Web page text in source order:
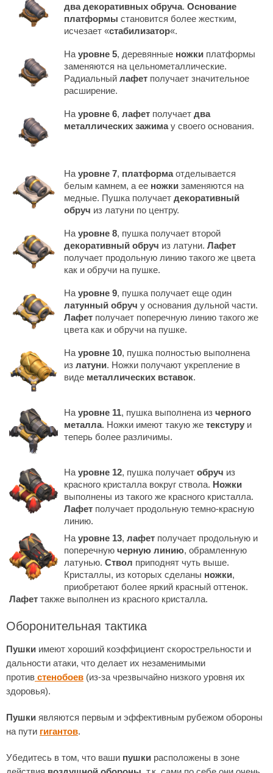
два декоративных обруча. Основание
платформы становится более жестким,
исчезает «стабилизатор«.
На уровне 5, деревянные ножки платформы
заменяются на цельнометаллические.
Радиальный лафет получает значительное
расширение.
На уровне 6, лафет получает два
металлических зажимау своего основания.
На уровне 7, платформаотделывается
белым камнем, а ее ножки заменяются на
медные. Пушка получает декоративный
обруч из латуни по центру.
На уровне 8, пушка получает второй
декоративный обруч из латуни. Лафет
получает продольную линию такого же цвета
как и обручи на пушке.
На уровне 9, пушка получает еще один
латунный обруч у основания дульной части.
Лафет получает поперечную линию такого же
цвета как и обручи на пушке.
На уровне 10, пушка полностью выполнена
из латуни. Ножки получают укрепление в
виде металлических вставок.
На уровне 11, пушка выполнена из черного
металла. Ножки имеют такую же текстуру и
теперь более различимы.
На уровне 12, пушка получает обруч из
красного кристалла вокруг ствола. Ножки
выполнены из такого же красного кристалла.
Лафет получает продольную темно-красную
линию.
На уровне 13, лафет получает продольную и
поперечную черную линию, обрамленную
латунью. Ствол приподнят чуть выше.
Кристаллы, из которых сделаны ножки,
приобретают более яркий красный оттенок.
Лафет также выполнен из красного кристалла.
Оборонительная тактика
Пушки имеют хороший коэффициент скорострельности и
дальности атаки, что делает их незаменимыми
против стенобоев (из-за чрезвычайно низкого уровня их
здоровья).
Пушки являются первым и эффективным рубежом обороны
на пути гигантов.
Убедитесь в том, что ваши пушки расположены в зоне